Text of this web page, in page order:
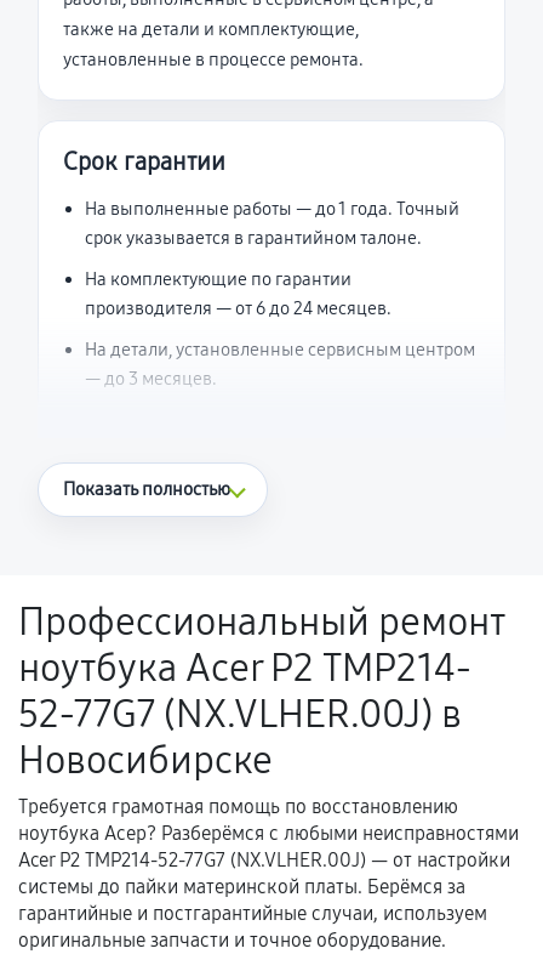
также на детали и комплектующие,
установленные в процессе ремонта.
Срок гарантии
На выполненные работы — до 1 года. Точный
срок указывается в гарантийном талоне.
На комплектующие по гарантии
производителя — от 6 до 24 месяцев.
На детали, установленные сервисным центром
— до 3 месяцев.
Что считается гарантийным случаем
Поломка установленной детали при
нормальной эксплуатации в течение
гарантийного срока.
Несоответствие комплектующей заявленным
техническим характеристикам.
Документы для подтверждения
гарантии
Гарантийный талон.
Показать полностью
Профессиональный ремонт
ноутбука Acer P2 TMP214-
52-77G7 (NX.VLHER.00J) в
Новосибирске
Требуется грамотная помощь по восстановлению
ноутбука Асер? Разберёмся с любыми неисправностями
Acer P2 TMP214-52-77G7 (NX.VLHER.00J) — от настройки
системы до пайки материнской платы. Берёмся за
гарантийные и постгарантийные случаи, используем
оригинальные запчасти и точное оборудование.